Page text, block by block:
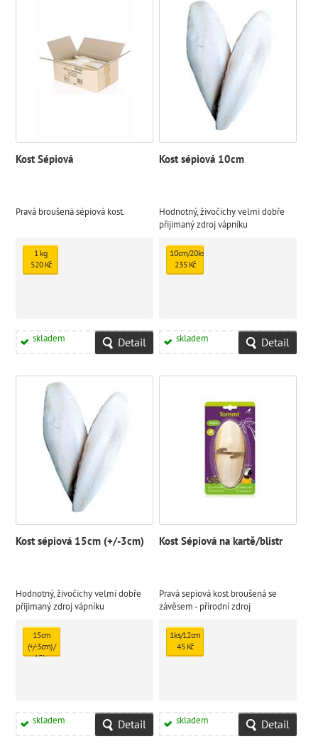
Kost Sépiová
Pravá broušená sépiová kost.
1 kg
520 Kč
skladem Detail
Kost sépiová 10cm
Hodnotný, živočichy velmi dobře
přijimaný zdroj vápníku
10cm/20ks
235 Kč
skladem Detail
Kost sépiová 15cm (+/-3cm)
Hodnotný, živočichy velmi dobře
přijimaný zdroj vápníku
15cm
(+/-3cm) /
15ks
skladem Detail
Kost Sépiová na kartě/blistr
Pravá sepiová kost broušená se
závěsem - přírodní zdroj
1ks/12cm
45 Kč
skladem Detail